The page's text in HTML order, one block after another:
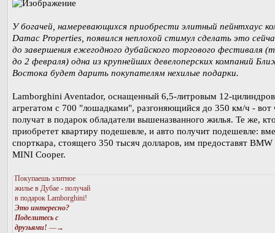
У богачей, намеревающихся приобрести элитный пейнтхаус
Damac Properties, появился неплохой стимул сделать это
до завершения ежегодного дубайского торгового фестиваля
до 2 февраля) одна из крупнейших девелоперских компаний
Востока будет дарить покупателям нехилые подарки.
Lamborghini Aventador, оснащенный 6,5-литровым 12-
агрегатом с 700 "лошадками", разгоняющийся до 350 км/ч - вот
получат в подарок обладатели вышеназванного жилья. Те же,
приобретет квартиру подешевле, и авто получит подешевле:
спорткара, стоящего 350 тысяч долларов, им предоставят BMW
MINI Cooper.
Покупаешь элитное
жилье в Дубае - получай
в подарок Lamborghini!
Это интересно?
Поделитесь с
друзьями! —→